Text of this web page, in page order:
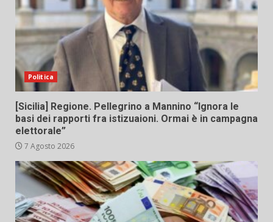
Politica
[Sicilia] Regione. Pellegrino a Mannino “Ignora le
basi dei rapporti fra istizuaioni. Ormai è in campagna
elettorale”
7 Agosto 2026